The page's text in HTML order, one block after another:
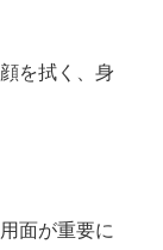
を拭く、身
面が重要に